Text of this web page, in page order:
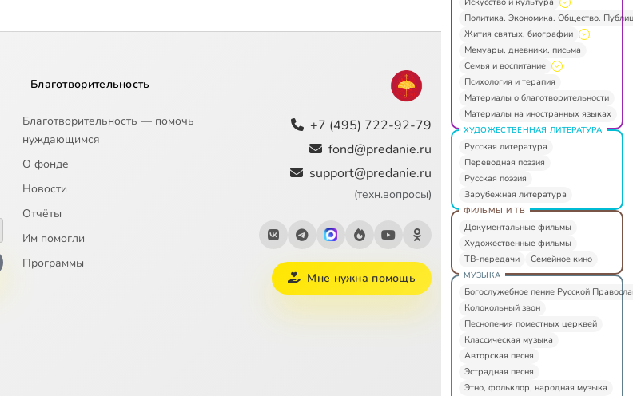
Благотворительность
Благотворительность — помочь
нуждающимся
О фонде
Новости
Отчёты
Им помогли
Программы
+7 (495) 722-92-79
fond@predanie.ru
support@predanie.ru
(техн.вопросы)
Мне нужна помощь
Политика. Экономика. Общество.
Жития святых, биографии
Мемуары, дневники, письма
Семья и воспитание
Психология и терапия
Материалы о благотворительности
Материалы на иностранных языках
ХУДОЖЕСТВЕННАЯ ЛИТЕРАТУРА
Русская литература
Переводная поэзия
Русская поэзия
Зарубежная литература
ФИЛЬМЫ И ТВ
Документальные фильмы
Художественные фильмы
ТВ-передачи
Семейное кино
МУЗЫКА
Богослужебное пение Русской
Колокольный звон
Песнопения поместных церквей
Классическая музыка
Авторская песня
Эстрадная песня
Этно, фольклор, народная музыка